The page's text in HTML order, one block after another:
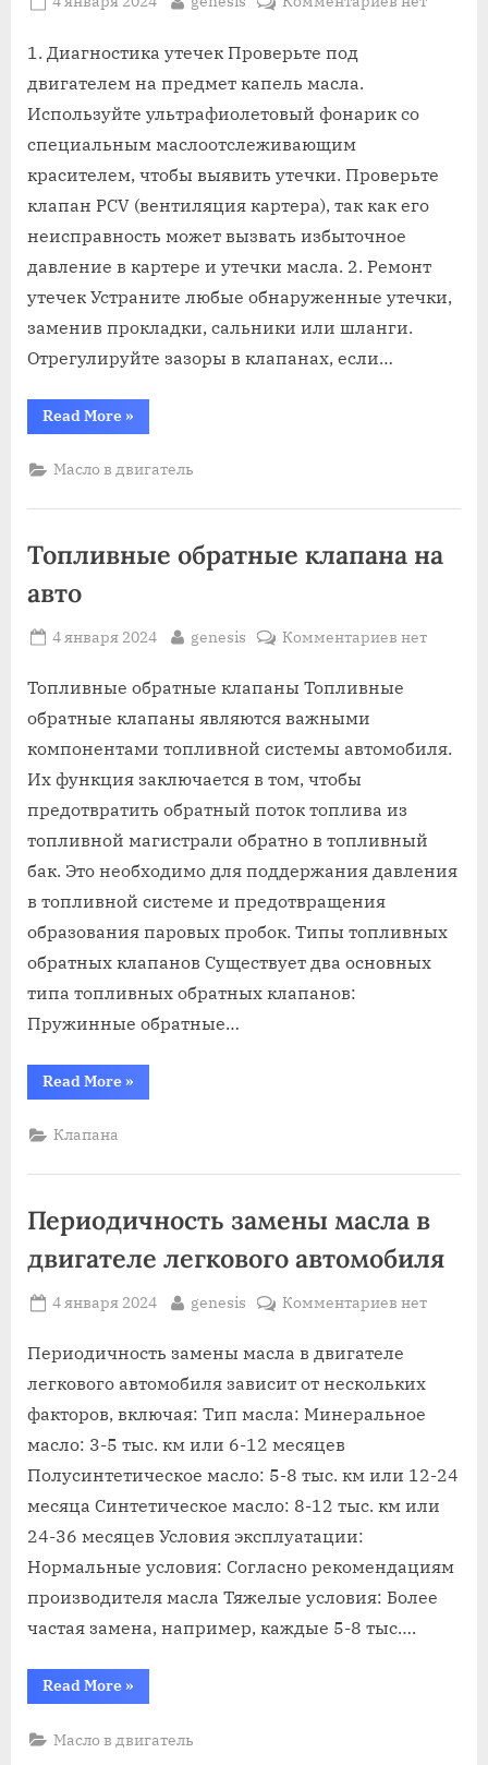
масла
двигателе
автомобиля
1. Диагностика утечек Проверьте под
двигателем на предмет капель масла.
Используйте ультрафиолетовый фонарик со
специальным маслоотслеживающим
красителем, чтобы выявить утечки. Проверьте
клапан PCV (вентиляция картера), так как его
неисправность может вызвать избыточное
давление в картере и утечки масла. 2. Ремонт
утечек Устраните любые обнаруженные утечки,
заменив прокладки, сальники или шланги.
Отрегулируйте зазоры в клапанах, если…
Read More“Как
устранить
в
автомобиля”
»
Масло в двигатель
Топливные обратные клапана на
авто
Posted
4 января 2024 By
genesis Комментариевк
Топливные
на
нет
Топливные обратные клапаны Топливные
обратные клапаны являются важными
компонентами топливной системы автомобиля.
Их функция заключается в том, чтобы
предотвратить обратный поток топлива из
топливной магистрали обратно в топливный
бак. Это необходимо для поддержания давления
в топливной системе и предотвращения
образования паровых пробок. Типы топливных
обратных клапанов Существует два основных
типа топливных обратных клапанов:
Пружинные обратные…
Read More“Топливные
обратные
»
Клапана
Периодичность замены масла в
двигателе легкового автомобиля
Posted
4 января 2024 By
genesis Комментариевк
замены
в
легкового
автомобиля
нет
Периодичность замены масла в двигателе
легкового автомобиля зависит от нескольких
факторов, включая: Тип масла: Минеральное
масло: 3-5 тыс. км или 6-12 месяцев
Полусинтетическое масло: 5-8 тыс. км или 12-24
месяца Синтетическое масло: 8-12 тыс. км или
24-36 месяцев Условия эксплуатации:
Нормальные условия: Согласно рекомендациям
производителя масла Тяжелые условия: Более
частая замена, например, каждые 5-8 тыс….
Read More“Периодичность
замены
двигателе
»
Масло в двигатель